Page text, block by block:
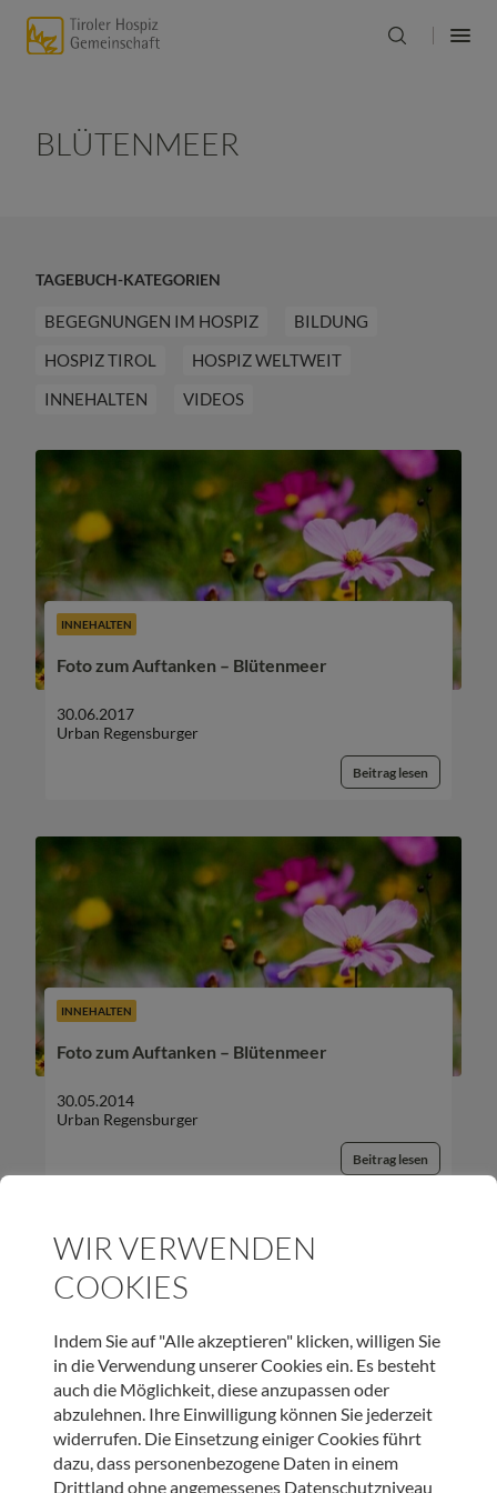
BLÜTENMEER
TAGEBUCH-KATEGORIEN
BEGEGNUNGEN IM HOSPIZ
BILDUNG
HOSPIZ TIROL
HOSPIZ WELTWEIT
INNEHALTEN
VIDEOS
INNEHALTEN
Foto zum Auftanken – Blütenmeer
30.06.2017
Urban Regensburger
Beitrag lesen
INNEHALTEN
Foto zum Auftanken – Blütenmeer
30.05.2014
Urban Regensburger
Beitrag lesen
INNEHALTEN
Foto zum Auftanken – Blütenmeer
18.04.2014
WIR VERWENDEN
COOKIES
Indem Sie auf "Alle akzeptieren" klicken, willigen Sie
in die Verwendung unserer Cookies ein. Es besteht
auch die Möglichkeit, diese anzupassen oder
abzulehnen. Ihre Einwilligung können Sie jederzeit
widerrufen. Die Einsetzung einiger Cookies führt
dazu, dass personenbezogene Daten in einem
Drittland ohne angemessenes Datenschutzniveau